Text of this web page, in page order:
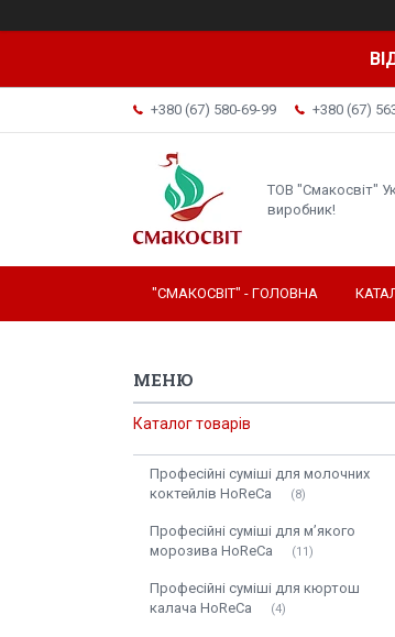
+380 (67) 580-69-99 +380 (67)
ТОВ "Смакосвіт"
виробник!
"СМАКОСВІТ" - ГОЛОВНА
Каталог товарів
Професійні суміші для молочних
коктейлів HoReCa
8
Професійні суміші для м’якого
морозива HoReCa
11
Професійні суміші для кюртош
калача HoReCa
4